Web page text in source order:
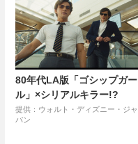
80年代LA版「ゴシップガー
ル」×シリアルキラー!?
提供：ウォルト・ディズニー・ジャ
パン